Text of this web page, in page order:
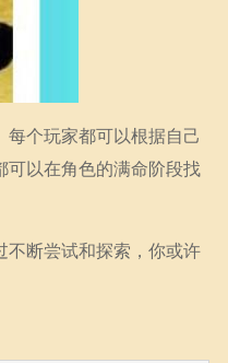
个玩家都可以根据自己
可以在角色的满命阶段找
不断尝试和探索，你或许